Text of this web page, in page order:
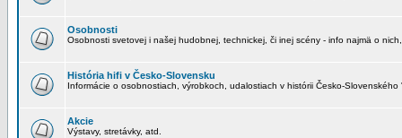
Osobnosti
Osobnosti svetovej i našej hudobnej, technickej, či inej scény - info najmä o
História hifi v Česko-Slovensku
Informácie o osobnostiach, výrobkoch, udalostiach v histórii Česko-Slovenského
Akcie
Výstavy, stretávky, atd.